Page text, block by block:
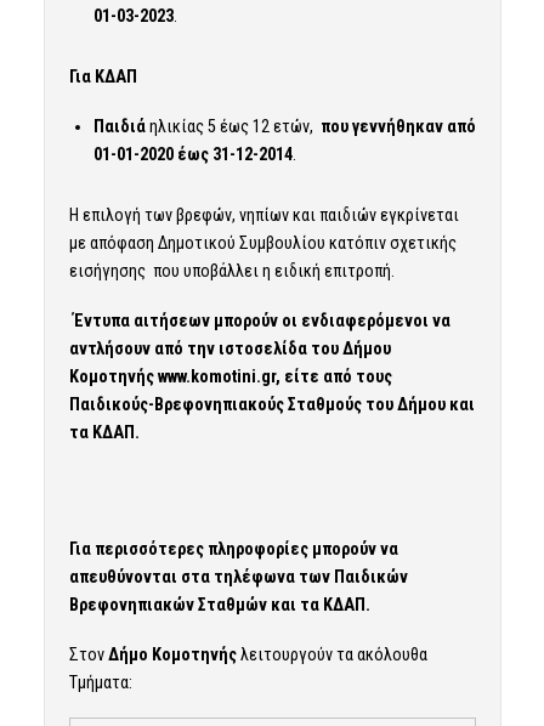
01-03-2023.
Για ΚΔΑΠ
Παιδιάηλικίας 5 έως 12 ετών, που γεννήθηκαν από
01-01-2020 έως 31-12-2014.
Η επιλογή των βρεφών, νηπίων και παιδιών εγκρίνεται
με απόφαση Δημοτικού Συμβουλίου κατόπιν σχετικής
εισήγησης που υποβάλλει η ειδική επιτροπή.
Έντυπα αιτήσεων μπορούν οι ενδιαφερόμενοι να
αντλήσουν από την ιστοσελίδα του Δήμου
Κομοτηνήςwww.komotini.gr, είτε από τους
Παιδικούς-Βρεφονηπιακούς Σταθμούς του Δήμου και
τα ΚΔΑΠ.
Για περισσότερες πληροφορίες μπορούν να
απευθύνονται στα τηλέφωνα των Παιδικών
Βρεφονηπιακών Σταθμών και τα ΚΔΑΠ.
ΣτονΔήμο Κομοτηνήςλειτουργούν τα ακόλουθα
Τμήματα: